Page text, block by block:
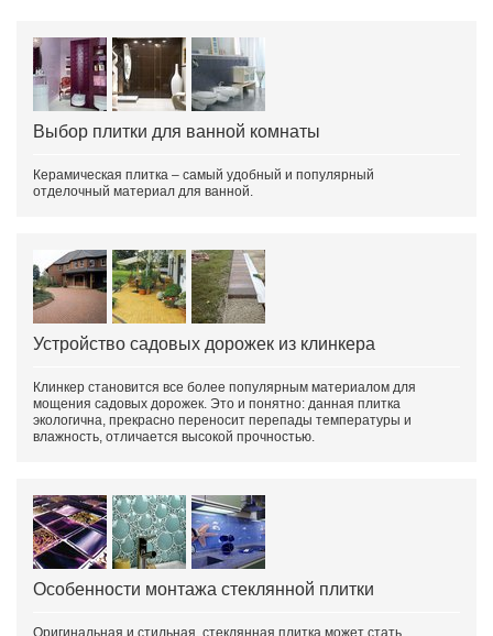
Выбор плитки для ванной комнаты
Керамическая плитка – самый удобный и популярный
отделочный материал для ванной.
Устройство садовых дорожек из клинкера
Клинкер становится все более популярным материалом для
мощения садовых дорожек. Это и понятно: данная плитка
экологична, прекрасно переносит перепады температуры и
влажность, отличается высокой прочностью.
Особенности монтажа стеклянной плитки
Оригинальная и стильная, стеклянная плитка может стать